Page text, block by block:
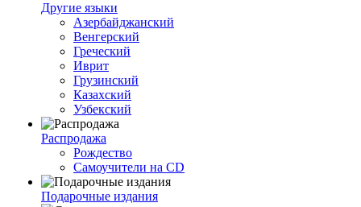
Другие языки
Азербайджанский
Венгерский
Греческий
Иврит
Грузинский
Казахский
Узбекский
Распродажа
Рождество
Самоучители на CD
Подарочные издания